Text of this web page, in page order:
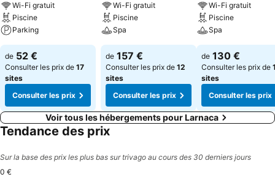
Wi-Fi gratuit
Piscine
Parking
de 52 €
Consulter les prix de 17
sites
Consulter les prix
Wi-Fi gratuit
Piscine
Spa
de 157 €
Consulter les prix de 12
sites
Consulter les prix
Wi-Fi gratuit
Piscine
Spa
de 130 €
Consulter les prix de
sites
Consulter les prix
Voir tous les hébergements pour Larnaca
Tendance des prix
Sur la base des prix les plus bas sur trivago au cours des 30 derniers jours
0 €